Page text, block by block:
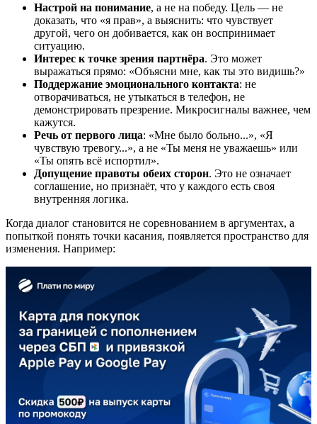
Настрой на понимание, а не на победу. Цель — не
доказать, что «я прав», а выяснить: что чувствует
другой, чего он добивается, как он воспринимает
ситуацию.
Интерес к точке зрения партнёра. Это может
выражаться прямо: «Объясни мне, как ты это видишь?»
Поддержание эмоционального контакта: не
отворачиваться, не утыкаться в телефон, не
демонстрировать презрение. Микросигналы важнее, чем
кажутся.
Речь от первого лица: «Мне было больно...», «Я
чувствую тревогу...», а не «Ты меня не уважаешь» или
«Ты опять всё испортил».
Допущение правоты обеих сторон. Это не означает
соглашение, но признаёт, что у каждого есть своя
внутренняя логика.
Когда диалог становится не соревнованием в аргументах, а
попыткой понять точки касания, появляется пространство для
изменения. Например: